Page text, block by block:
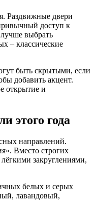
Раздвижные двери
доступ к
выбрать
– классические
быть скрытыми, если
добавить акцент.
открытие и
этого года
направлений.
Вместо строгих
закруглениями,
белых и серых
лавандовый,